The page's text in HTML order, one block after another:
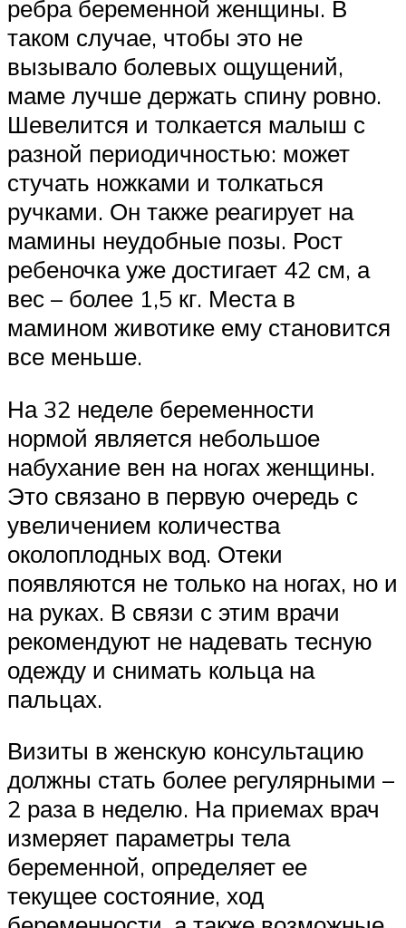
ребра беременной женщины. В
таком случае, чтобы это не
вызывало болевых ощущений,
маме лучше держать спину ровно.
Шевелится и толкается малыш с
разной периодичностью: может
стучать ножками и толкаться
ручками. Он также реагирует на
мамины неудобные позы. Рост
ребеночка уже достигает 42 см, а
вес – более 1,5 кг. Места в
мамином животике ему становится
все меньше.
На 32 неделе беременности
нормой является небольшое
набухание вен на ногах женщины.
Это связано в первую очередь с
увеличением количества
околоплодных вод. Отеки
появляются не только на ногах, но и
на руках. В связи с этим врачи
рекомендуют не надевать тесную
одежду и снимать кольца на
пальцах.
Визиты в женскую консультацию
должны стать более регулярными –
2 раза в неделю. На приемах врач
измеряет параметры тела
беременной, определяет ее
текущее состояние, ход